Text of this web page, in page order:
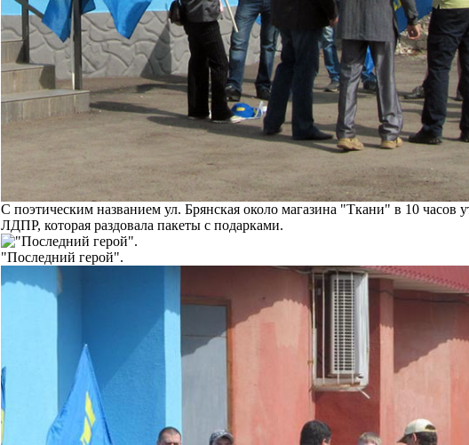
С поэтическим названием ул. Брянская около магазина "Ткани" в 10 часов
ЛДПР, которая раздовала пакеты с подарками.
"Последний герой".